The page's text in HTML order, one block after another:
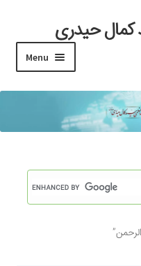
کمال حیدری
Menu